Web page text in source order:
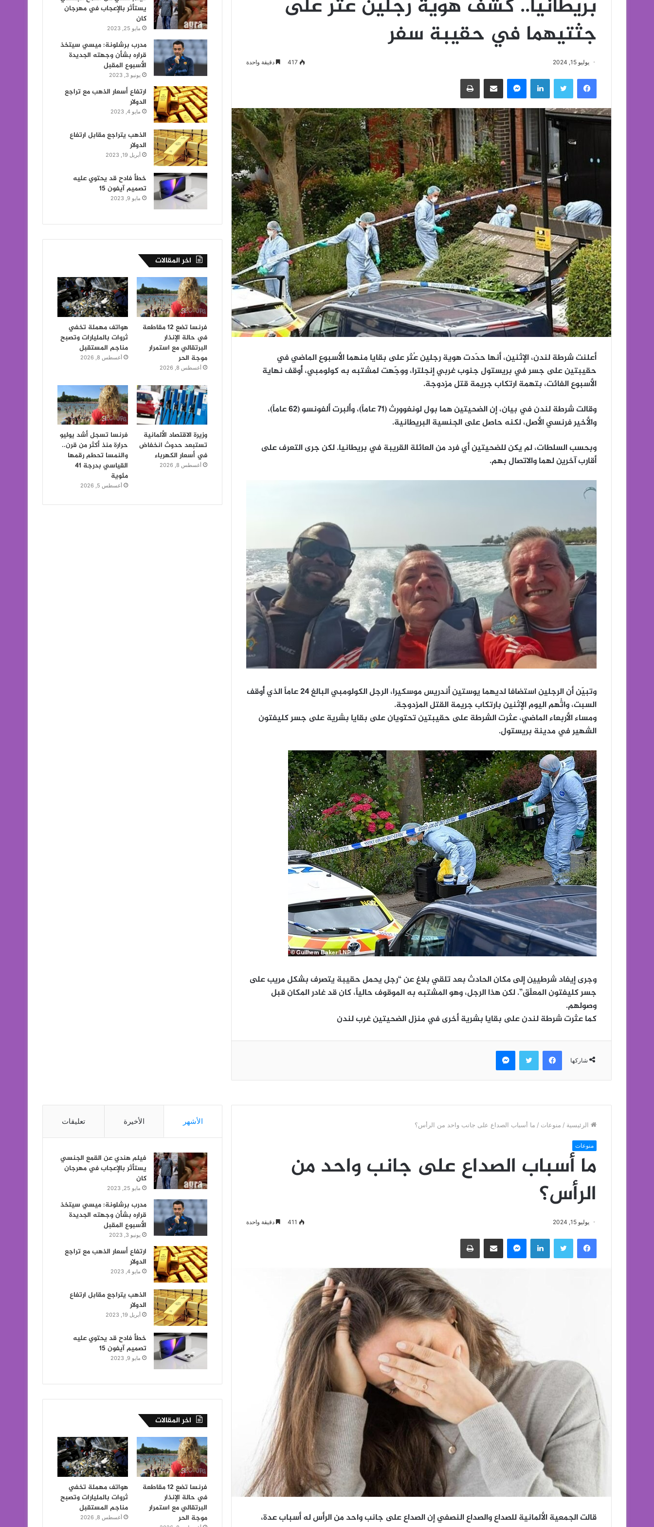
بريطانيا.. كشف هوية رجلين عثر على
جثتيهما في حقيبة سفر
يوليو 15, 2024 417 دقيقة واحدة
فيسبوك تويتر لينكدإن ماسنجر مشاركة عبر البريد طباعة
أعلنت شرطة لندن، الإثنين، أنها حدّدت هوية رجلين عُثر على بقايا منهما الأسبوع الماضي في
حقيبتين على جسر في بريستول جنوب غربي إنجلترا، ووجّهت لمشتبه به كولومبي، أُوقف نهاية
الأسبوع الفائت، بتهمة ارتكاب جريمة قتل مزدوجة.
وقالت شرطة لندن في بيان، إن الضحيتين هما بول لونغوورث (71 عاماً)، وألبرت ألفونسو (62 عاماً)،
والأخير فرنسي الأصل، لكنه حاصل على الجنسية البريطانية.
وبحسب السلطات، لم يكن للضحيتين أي فرد من العائلة القريبة في بريطانيا. لكن جرى التعرف على
أقارب آخرين لهما والاتصال بهم.
وتبيّن أن الرجلين استضافا لديهما يوستين أندريس موسكيرا، الرجل الكولومبي البالغ 24 عاماً الذي أُوقف
السبت، واتُّهم اليوم الإثنين بارتكاب جريمة القتل المزدوجة.
ومساء الأربعاء الماضي، عثرت الشرطة على حقيبتين تحتويان على بقايا بشرية على جسر كليفتون
الشهير في مدينة بريستول.
وجرى إيفاد شرطيين إلى مكان الحادث بعد تلقي بلاغ عن “رجل يحمل حقيبة يتصرف بشكل مريب على
جسر كليفتون المعلّق”. لكن هذا الرجل، وهو المشتبه به الموقوف حالياً، كان قد غادر المكان قبل
وصولهم.
كما عثرت شرطة لندن على بقايا بشرية أخرى في منزل الضحيتين غرب لندن
شاركها
فيسبوك تويتر ماسنجر
يستأثر بالإعجاب في مهرجان
كان
مايو 25, 2023
مدرب برشلونة: ميسي سيتخذ
قراره بشأن وجهته الجديدة
الأسبوع المقبل
يونيو 3, 2023
ارتفاع أسعار الذهب مع تراجع
الدولار
مايو 4, 2023
الذهب يتراجع مقابل ارتفاع
الدولار
أبريل 19, 2023
خطأ فادح قد يحتوي عليه
تصميم آيفون 15
مايو 9, 2023
اخر المقالات
فرنسا تضع 12 مقاطعة
في حالة الإنذار
البرتقالي مع استمرار
موجة الحر
أغسطس 8, 2026
هواتف مهملة تخفي
ثروات بالمليارات وتصبح
مناجم المستقبل
أغسطس 8, 2026
وزيرة الاقتصاد الألمانية
تستبعد حدوث انخفاض
في أسعار الكهرباء
أغسطس 8, 2026
فرنسا تسجل أشد يوليو
حرارة منذ أكثر من قرن..
والنمسا تحطم رقمها
القياسي بدرجة 41
مئوية
أغسطس 5, 2026